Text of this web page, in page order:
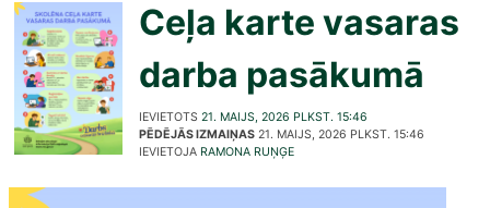
Ceļa karte vasaras
darba pasākumā
IEVIETOTS21. MAIJS, 2026 PLKST. 15:46
PĒDĒJĀS IZMAIŅAS 21. MAIJS, 2026 PLKST. 15:46
IEVIETOJA RAMONA RUŅĢE